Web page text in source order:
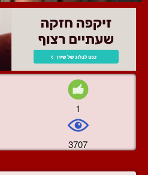
1
3707